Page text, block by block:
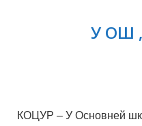
У ОШ
КОЦУР – У Основней